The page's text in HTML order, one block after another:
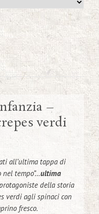
–
verdi
all’ultima tappa di
tempo”…ultima
della storia
verdi agli spinaci con
fresco.